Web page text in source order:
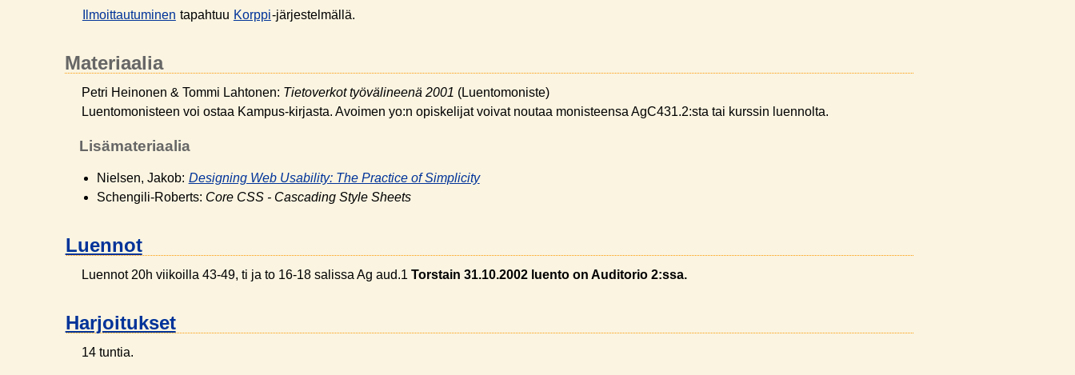
Ilmoittautuminen tapahtuu Korppi-järjestelmällä.
Materiaalia
Petri Heinonen & Tommi Lahtonen: Tietoverkot työvälineenä 2001 (Luentomoniste)
Luentomonisteen voi ostaa Kampus-kirjasta. Avoimen yo:n opiskelijat voivat noutaa monisteensa AgC431.2:sta tai kurssin luennolta.
Lisämateriaalia
Nielsen, Jakob: Designing Web Usability: The Practice of Simplicity
Schengili-Roberts: Core CSS - Cascading Style Sheets
Luennot
Luennot 20h viikoilla 43-49, ti ja to 16-18 salissa Ag aud.1 Torstain 31.10.2002 luento on Auditorio 2:ssa.
Harjoitukset
14 tuntia.